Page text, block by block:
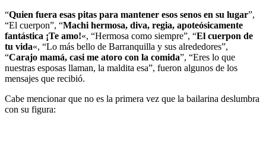
“Quien fuera esas pitas para mantener esos senos en su lugar”,
“El cuerpon”, “Machi hermosa, diva, regia, apoteósicamente
fantástica ¡Te amo!«, “Hermosa como siempre”, “El cuerpon de
tu vida«, “Lo más bello de Barranquilla y sus alrededores”,
“Carajo mamá, casi me atoro con la comida”, “Eres lo que
nuestras esposas llaman, la maldita esa”, fueron algunos de los
mensajes que recibió.
Cabe mencionar que no es la primera vez que la bailarina deslumbra
con su figura: